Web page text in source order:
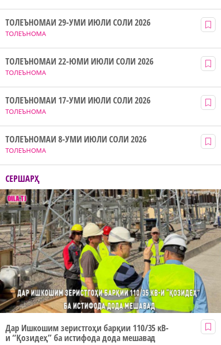
ТОЛЕЪНОМА
ТОЛЕЪНОМАИ 29-УМИ ИЮЛИ СОЛИ 2026
ТОЛЕЪНОМА
ТОЛЕЪНОМАИ 22-ЮМИ ИЮЛИ СОЛИ 2026
ТОЛЕЪНОМА
ТОЛЕЪНОМАИ 17-УМИ ИЮЛИ СОЛИ 2026
ТОЛЕЪНОМА
ТОЛЕЪНОМАИ 8-УМИ ИЮЛИ СОЛИ 2026
СЕРШАРҲ
Дар Ишкошим зеристгоҳи барқии 110/35 кВ-
и “Қозидеҳ” ба истифода дода мешавад